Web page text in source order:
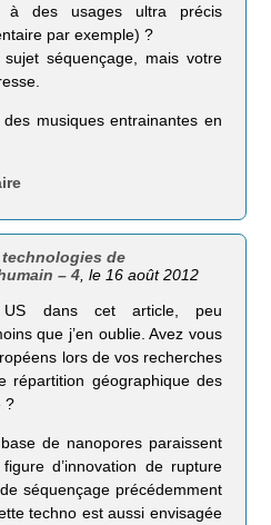
à des usages ultra précis
par exemple) ?
séquençage, mais votre
musiques entrainantes en
de
– 4 , le 16 août 2012
US dans cet article, peu
que j’en oublie. Avez vous
lors de vos recherches
répartition géographique des
?
de nanopores paraissent
d’innovation de rupture
séquençage précédemment
techno est aussi envisagée